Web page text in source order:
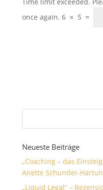
once again. 6 × 5 =
Neueste Beiträge
„Coaching – das
Anette Schunder-
„Liquid Legal“ –